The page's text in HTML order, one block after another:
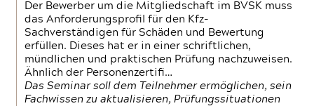
Der Bewerber um die Mitgliedschaft im BVSK muss
das Anforderungsprofil für den Kfz-
Sachverständigen für Schäden und Bewertung
erfüllen. Dieses hat er in einer schriftlichen,
mündlichen und praktischen Prüfung nachzuweisen.
Ähnlich der Personenzertifi…
Das Seminar soll dem Teilnehmer ermöglichen, sein
Fachwissen zu aktualisieren, Prüfungssituationen